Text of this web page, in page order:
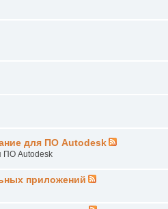
для ПО Autodesk
ПО Autodesk
приложений